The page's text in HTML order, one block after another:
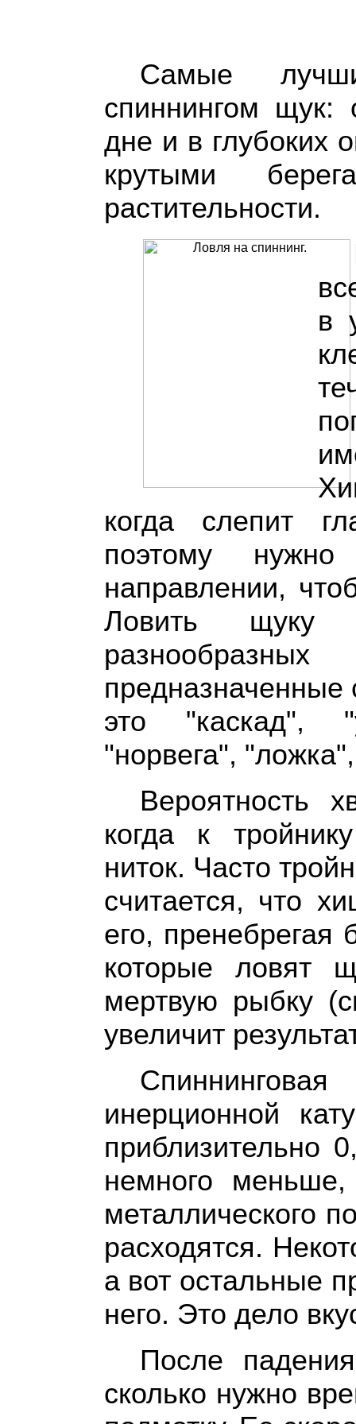
Самые
спиннингом
дне и в глубоких
крутыми
растительности.
в
когда слепит
поэтому
направлении,
Ловить щуку
это "каскад",
"норвега",
Вероятность
когда к
ниток. Часто
считается, что
его, пренебрегая
которые ловят
мертвую рыбку
увеличит
инерционной
приблизительно
немного
металлического
расходятся.
а вот остальные
него. Это дело
После
сколько нужно